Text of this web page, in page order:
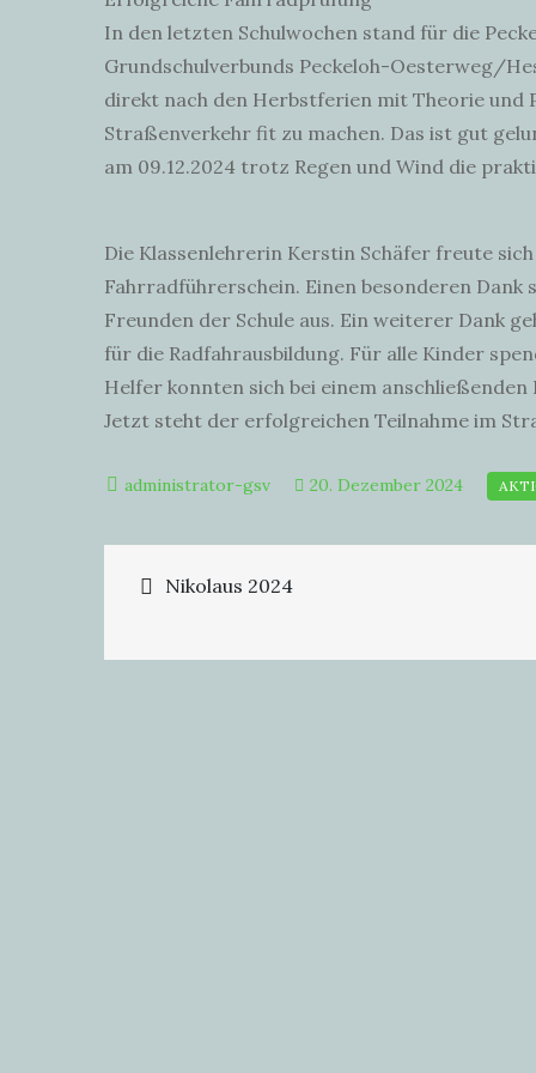
In den letzten Schulwochen stand für die
Grundschulverbunds Peckeloh-Oesterweg/
direkt nach den Herbstferien mit Theorie und
Straßenverkehr fit zu machen. Das ist gut
am 09.12.2024 trotz Regen und Wind die
Die Klassenlehrerin Kerstin Schäfer freute
Fahrradführerschein. Einen besonderen
Freunden der Schule aus. Ein weiterer Dank
für die Radfahrausbildung. Für alle Kinder
Helfer konnten sich bei einem
Jetzt steht der erfolgreichen Teilnahme im
20. Dezember 2024
Beitragsnavigation
Nikolaus 2024